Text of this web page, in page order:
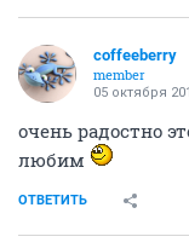
coffeeberry
member
05 октября
очень радостно
любим
ОТВЕТИТЬ